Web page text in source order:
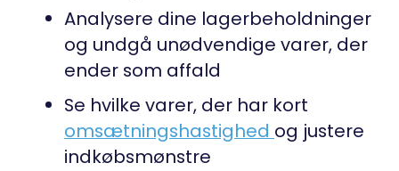
Analysere dine lagerbeholdninger
og undgå unødvendige varer, der
ender som affald
Se hvilke varer, der har kort
omsætningshastighed og justere
indkøbsmønstre